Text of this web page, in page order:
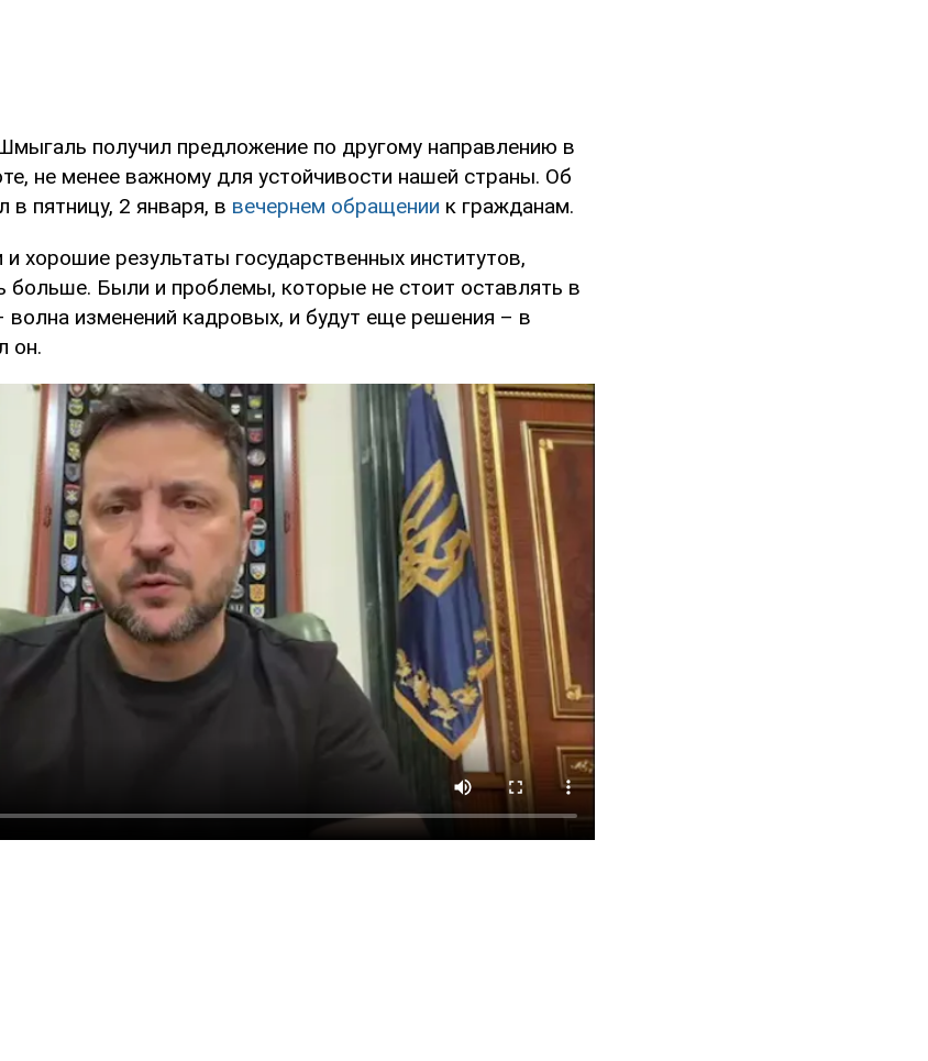
получил предложение по другому направлению в
не менее важному для устойчивости нашей страны. Об
в пятницу, 2 января, в вечернем обращении к гражданам.
хорошие результаты государственных институтов,
больше. Были и проблемы, которые не стоит оставлять в
волна изменений кадровых, и будут еще решения – в
он.